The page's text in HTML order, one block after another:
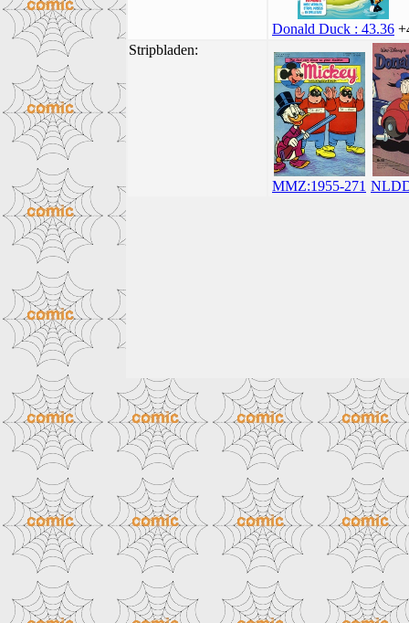
Donald Duck : 43.36
Stripbladen:
MMZ:1955-271